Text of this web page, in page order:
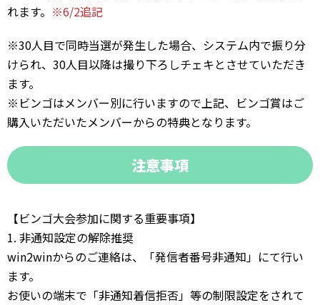
れます。 ※6/2追記
※30人目で同時当選が発生した場合、システム内で振り分
けられ、30人目以降は撮り下ろしチェキとさせていただき
ます。
※ビンゴはメンバー別に行いますので上記、ビンゴ賞はご
購入いただいたメンバーからの特典となります。
注意事項
【ビンゴ大会参加に関する重要事項】
1. 非通知設定の解除推奨
win2winからのご連絡は、「発信者番号非通知」にて行い
ます。
お使いの端末で「非通知着信拒否」等の制限設定をされて